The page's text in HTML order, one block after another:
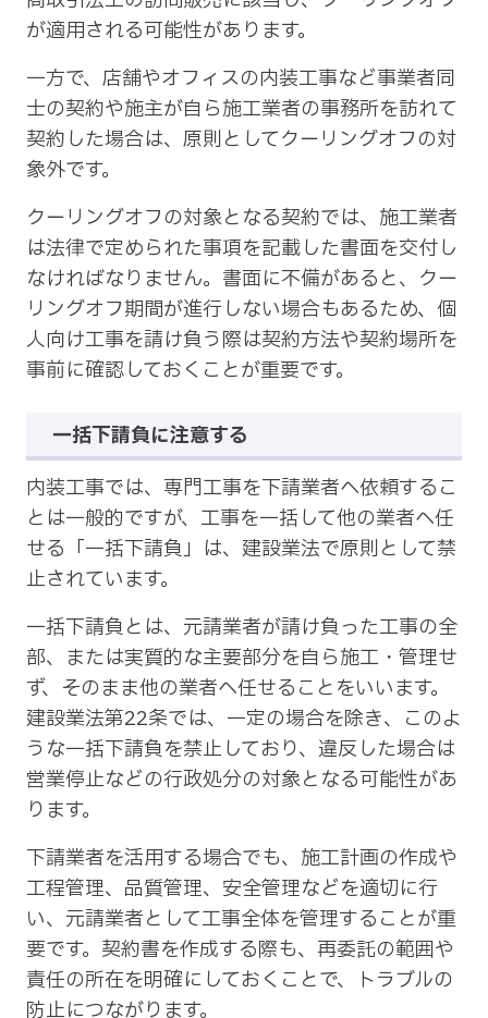
が適用される可能性があります。
一方で、店舗やオフィスの内装工事など事業者同
士の契約や施主が自ら施工業者の事務所を訪れて
契約した場合は、原則としてクーリングオフの対
象外です。
クーリングオフの対象となる契約では、施工業者
は法律で定められた事項を記載した書面を交付し
なければなりません。書面に不備があると、クー
リングオフ期間が進行しない場合もあるため、個
人向け工事を請け負う際は契約方法や契約場所を
事前に確認しておくことが重要です。
一括下請負に注意する
内装工事では、専門工事を下請業者へ依頼するこ
とは一般的ですが、工事を一括して他の業者へ任
せる「一括下請負」は、建設業法で原則として禁
止されています。
一括下請負とは、元請業者が請け負った工事の全
部、または実質的な主要部分を自ら施工・管理せ
ず、そのまま他の業者へ任せることをいいます。
建設業法第22条では、一定の場合を除き、このよ
うな一括下請負を禁止しており、違反した場合は
営業停止などの行政処分の対象となる可能性があ
ります。
下請業者を活用する場合でも、施工計画の作成や
工程管理、品質管理、安全管理などを適切に行
い、元請業者として工事全体を管理することが重
要です。契約書を作成する際も、再委託の範囲や
責任の所在を明確にしておくことで、トラブルの
防止につながります。